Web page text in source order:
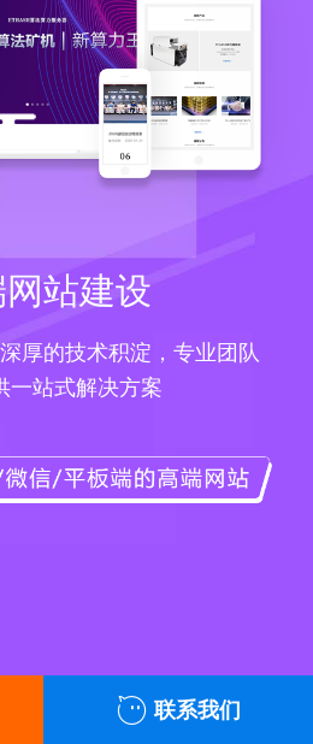
站建设
厚的技术积淀，专业团队
一站式解决方案
联系我们